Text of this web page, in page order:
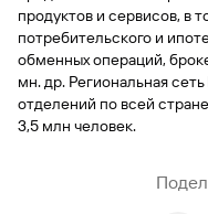
Быстрый
поиск
по
сайту
Вклады
продуктов и сервисов, в
потребительского и
обменных операций,
мн. др. Региональная
отделений по всей
3,5 млн человек.